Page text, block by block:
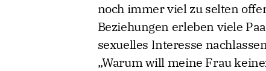
noch immer viel zu selten
Beziehungen erleben viele
sexuelles Interesse
„Warum will meine Frau